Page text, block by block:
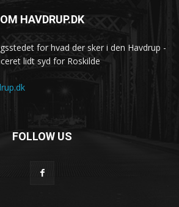
OM HAVDRUP.DK
for hvad der sker i den Havdrup -
lidt syd for Roskilde
FOLLOW US